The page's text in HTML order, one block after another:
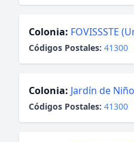
Colonia: FOVISSSTE
Códigos Postales: 41300
Colonia: Jardín de
Códigos Postales: 41300